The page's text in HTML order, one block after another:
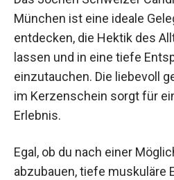
Fazit
Das Jochen Schweizer
München ist eine ideale
zu entdecken, die Hektik des
lassen und in eine tiefe
Atmosphäre im
einzigartiges Erlebnis.